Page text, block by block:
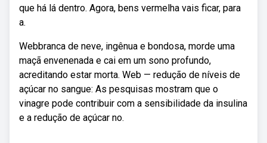
que há lá dentro. Agora, bens vermelha vais ficar, para
a.
Webbranca de neve, ingênua e bondosa, morde uma
maçã envenenada e cai em um sono profundo,
acreditando estar morta. Web — redução de níveis de
açúcar no sangue: As pesquisas mostram que o
vinagre pode contribuir com a sensibilidade da insulina
e a redução de açúcar no.